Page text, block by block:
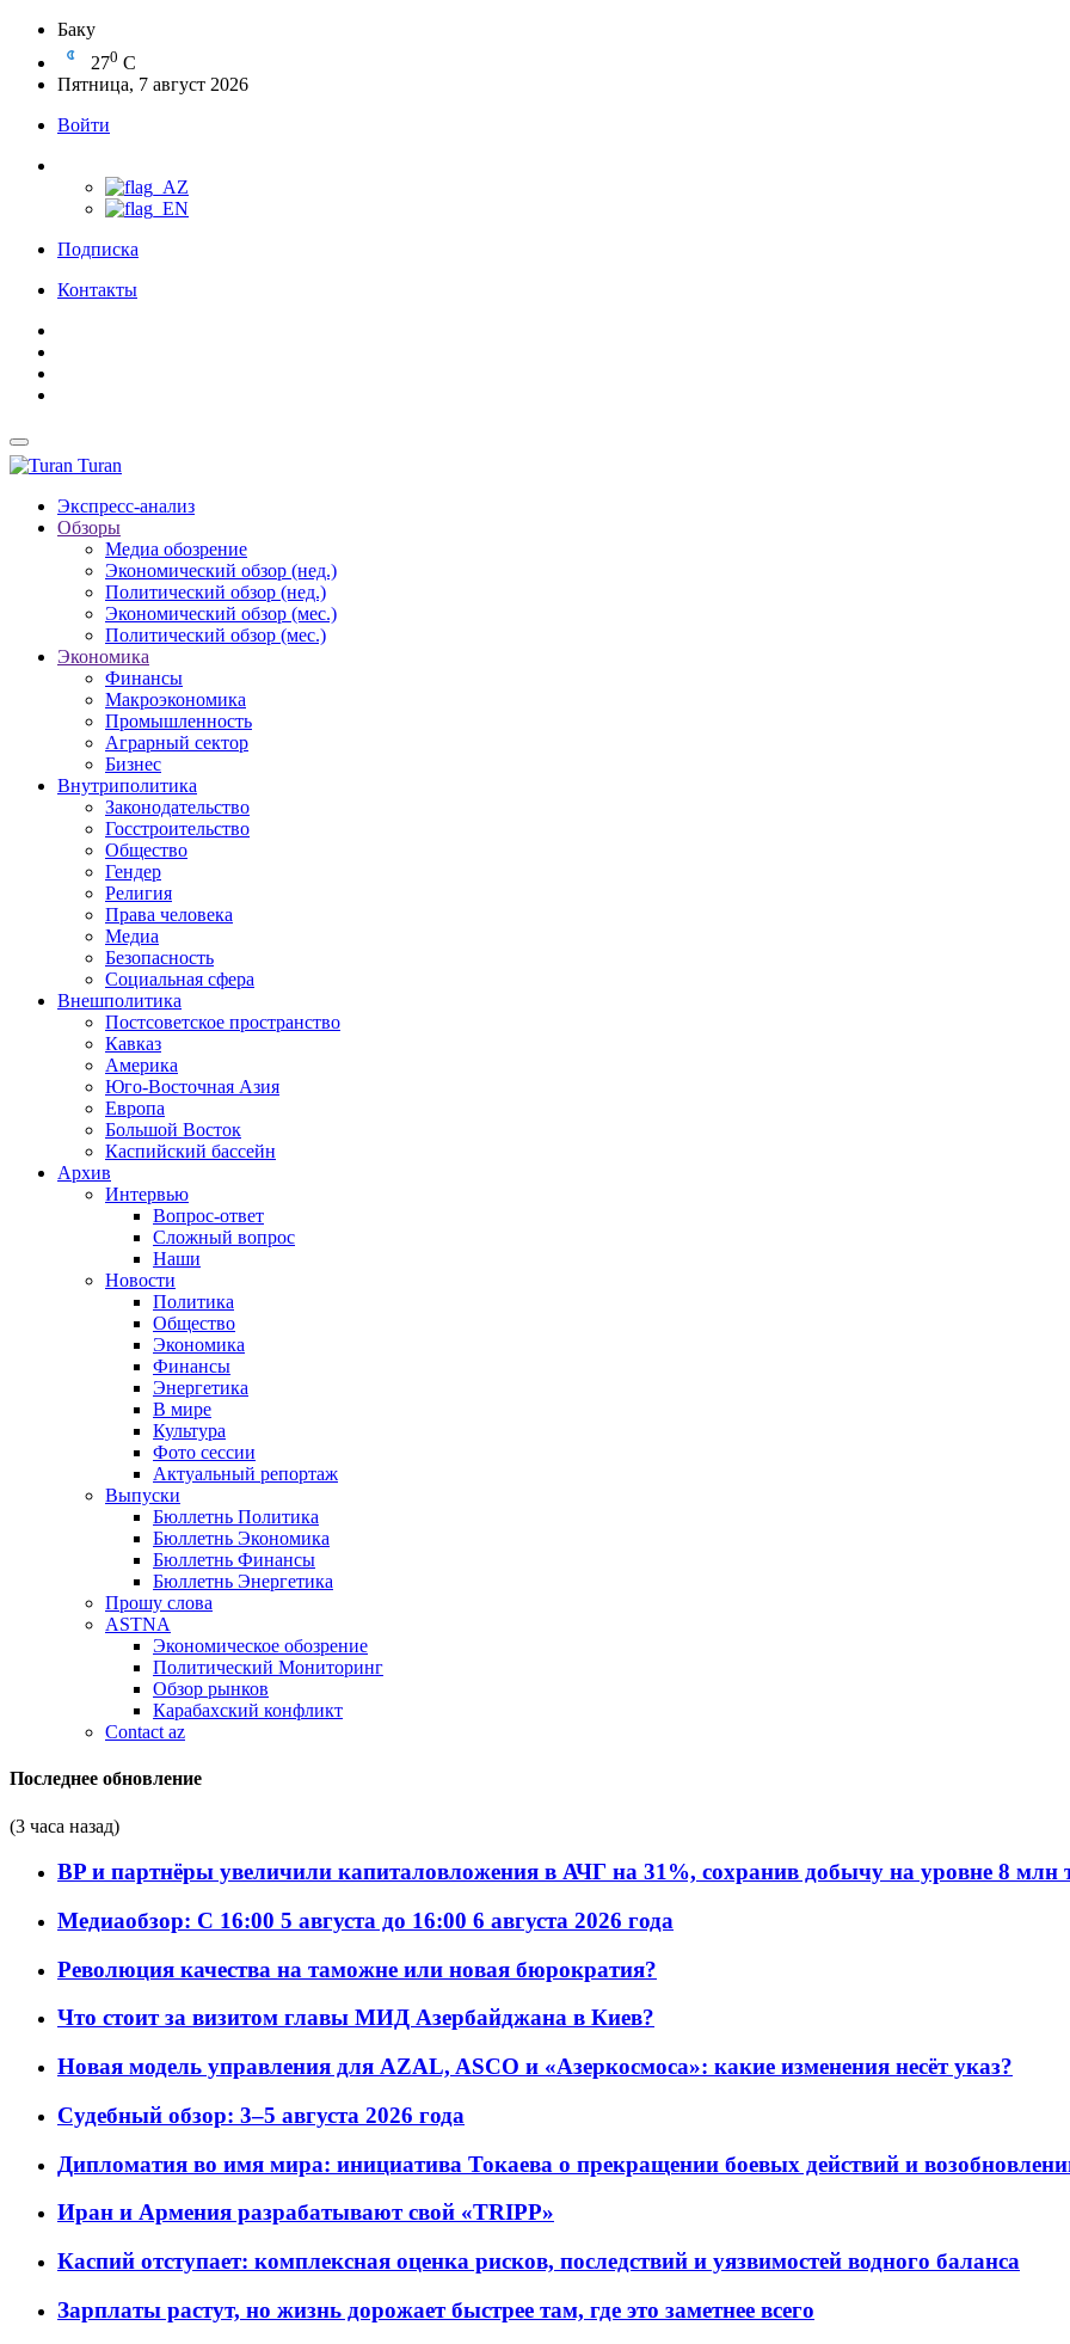
Баку
270 C
Пятница, 7 август 2026
Войти
Подписка
Контакты
Turan
Экспресс-анализ
Обзоры
Медиа обозрение
Экономический обзор (нед.)
Политический обзор (нед.)
Экономический обзор (мес.)
Политический обзор (мес.)
Экономика
Финансы
Макроэкономика
Промышленность
Аграрный сектор
Бизнес
Внутриполитика
Законодательство
Госстроительство
Общество
Гендер
Религия
Права человека
Медиа
Безопасность
Социальная сфера
Внешполитика
Постсоветское пространство
Кавказ
Америка
Юго-Восточная Азия
Европа
Большой Восток
Каспийский бассейн
Архив
Интервью
Вопрос-ответ
Сложный вопрос
Наши
Новости
Политика
Общество
Экономика
Финансы
Энергетика
В мире
Культура
Фото сессии
Актуальный репортаж
Выпуски
Бюллетнь Политика
Бюллетнь Экономика
Бюллетнь Финансы
Бюллетнь Энергетика
Прошу слова
ASTNA
Экономическое обозрение
Политический Мониторинг
Обзор рынков
Карабахский конфликт
Contact az
Последнее обновление
(3 часа назад)
BP и партнёры увеличили капиталовложения в АЧГ на 31%, сохранив добычу на уровне 8 млн
Медиаобзор: С 16:00 5 августа до 16:00 6 августа 2026 года
Революция качества на таможне или новая бюрократия?
Что стоит за визитом главы МИД Азербайджана в Киев?
Новая модель управления для AZAL, ASCO и «Азеркосмоса»: какие изменения несёт указ?
Судебный обзор: 3–5 августа 2026 года
Дипломатия во имя мира: инициатива Токаева о прекращении боевых действий и
Иран и Армения разрабатывают свой «TRIPP»
Каспий отступает: комплексная оценка рисков, последствий и уязвимостей водного баланса
Зарплаты растут, но жизнь дорожает быстрее там, где это заметнее всего